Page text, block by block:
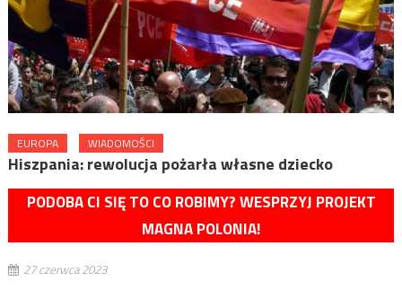
EUROPA WIADOMOŚCI
Hiszpania: rewolucja pożarła własne dziecko
PODOBA CI SIĘ TO CO ROBIMY? WESPRZYJ PROJEKT
MAGNA POLONIA!
27 czerwca 2023